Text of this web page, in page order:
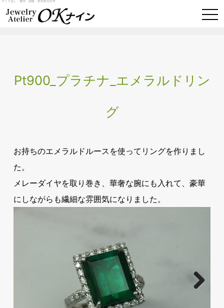
サイズ直し 修理 指輪 群馬県太田市
Pt900_プラチナ_エメラルドリン
グ
お持ちのエメラルドルースを使ってリングを作りまし
た。
メレーダイヤを取り巻き、華奢な腕にも入れて、豪華
にしながらも繊細な雰囲気になりました。